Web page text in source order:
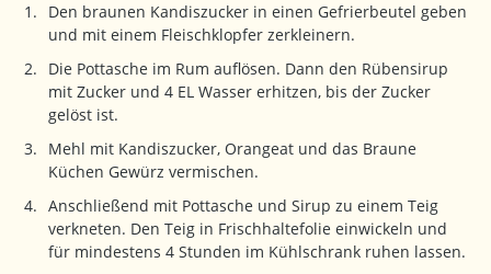
Den braunen Kandiszucker in einen Gefrierbeutel geben
und mit einem Fleischklopfer zerkleinern.
Die Pottasche im Rum auflösen. Dann den Rübensirup
mit Zucker und 4 EL Wasser erhitzen, bis der Zucker
gelöst ist.
Mehl mit Kandiszucker, Orangeat und das Braune
Küchen Gewürz vermischen.
Anschließend mit Pottasche und Sirup zu einem Teig
verkneten. Den Teig in Frischhaltefolie einwickeln und
für mindestens 4 Stunden im Kühlschrank ruhen lassen.